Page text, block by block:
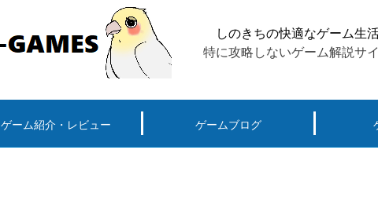
しのきちの快適なゲーム生
特に攻略しないゲーム解説サ
ゲーム紹介・レビュー ゲームブログ